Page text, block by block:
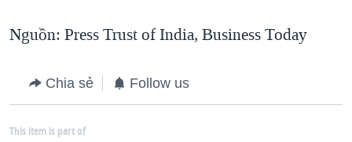
Nguồn: Press Trust of India, Business Today
Chia sẻ Follow us
This item is part of